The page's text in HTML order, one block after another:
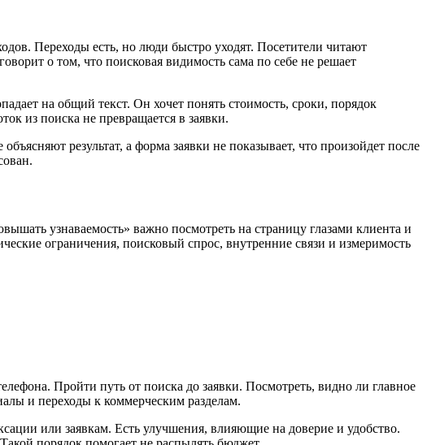
Переходы есть, но люди быстро уходят. Посетители читают
о том, что поисковая видимость сама по себе не решает
на общий текст. Он хочет понять стоимость, сроки, порядок
из поиска не превращается в заявки.
результат, а форма заявки не показывает, что произойдет после
узнаваемость» важно посмотреть на страницу глазами клиента и
ограничения, поисковый спрос, внутренние связи и измеримость
Пройти путь от поиска до заявки. Посмотреть, видно ли главное
и переходы к коммерческим разделам.
или заявкам. Есть улучшения, влияющие на доверие и удобство.